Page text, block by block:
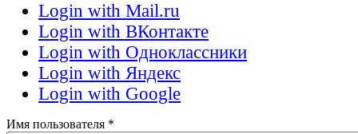
Login with Mail.ru
Login with ВКонтакте
Login with Одноклассники
Login with Яндекс
Login with Google
Имя пользователя *